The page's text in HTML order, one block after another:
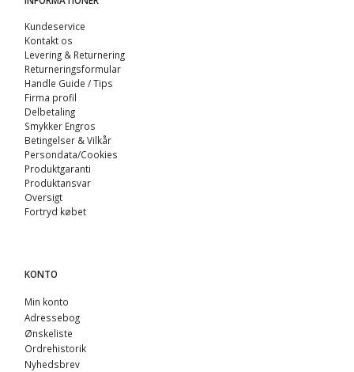
Kundeservice
Kontakt os
Levering & Returnering
Returneringsformular
Handle Guide / Tips
Firma profil
Delbetaling
Smykker Engros
Betingelser & Vilkår
Persondata/Cookies
Produktgaranti
Produktansvar
Oversigt
Fortryd købet
KONTO
Min konto
Adressebog
Ønskeliste
Ordrehistorik
Nyhedsbrev